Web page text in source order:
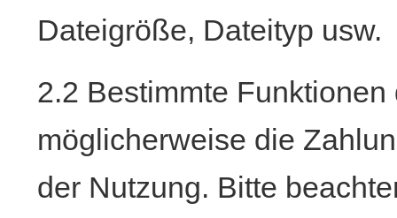
Dateigröße, Dateityp usw.
2.2 Bestimmte
möglicherweise die
der Nutzung. Bitte